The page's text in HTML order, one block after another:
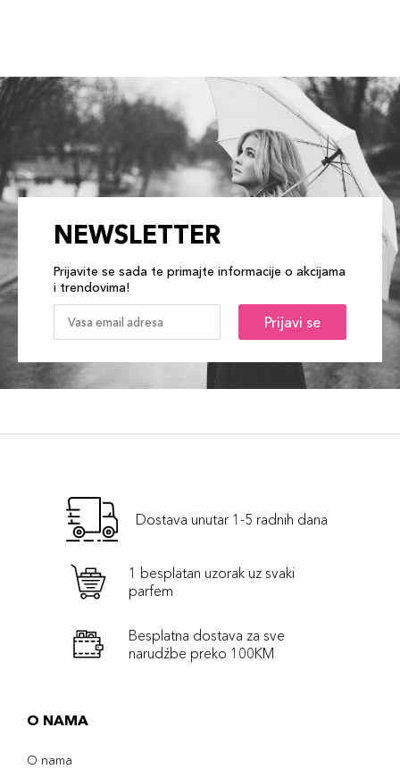
NEWSLETTER
Prijavite se sada te primajte informacije o akcijama
i trendovima!
Prijavi se
Dostava unutar 1-5 radnih dana
1 besplatan uzorak uz svaki
parfem
Besplatna dostava za sve
narudźbe preko 100KM
O NAMA
O nama